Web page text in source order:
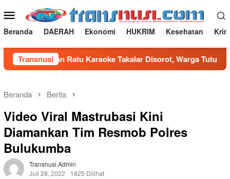
ke
konten
Menu
Mobile
Beranda DAERAH Ekonomi HUKRIM Kesehatan
Transnusi
dan Ratu Karaoke Takalar Disorot, Warga Tutup Saja
Beranda Berita
Video Viral Mastrubasi Kini
Diamankan Tim Resmob Polres
Bulukumba
Transnusi Admin
Juli 28, 2022
1825 Dilihat